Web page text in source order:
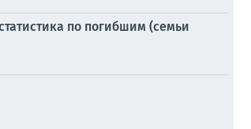
по погибшим (семьи